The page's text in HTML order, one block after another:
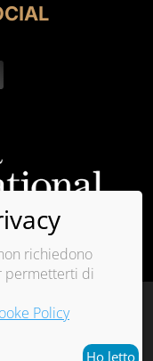
di Adacta
richiedono
permetterti di
Policy